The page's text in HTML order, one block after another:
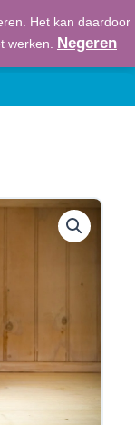
Het kan daardoor
werken. Negeren